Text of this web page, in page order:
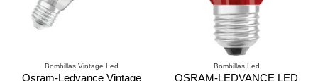
Bombillas Vintage Led
Osram-Ledvance Vintage
Bombillas Led
OSRAM-LEDVANCE LED